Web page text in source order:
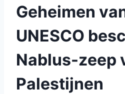
Geheimen
UNESCO
Nablus-zeep
Palestijnen